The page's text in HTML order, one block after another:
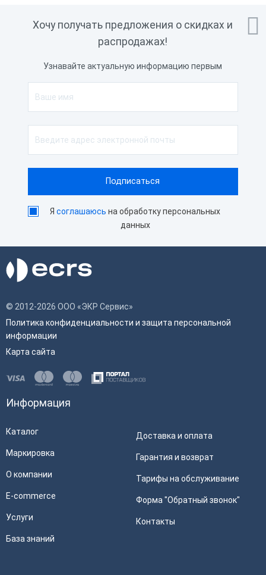

Хочу получать предложения о скидках и
распродажах!
Узнавайте актуальную информацию первым
Ясоглашаюсь на обработку персональных
данных
© 2012-2026 ООО «ЭКР Сервис»
Политика конфиденциальности и защита персональной
информации
Карта сайта
Информация
Каталог
Маркировка
О компании
E-commerce
Услуги
База знаний
Доставка и оплата
Гарантия и возврат
Тарифы на обслуживание
Форма "Обратный звонок"
Контакты